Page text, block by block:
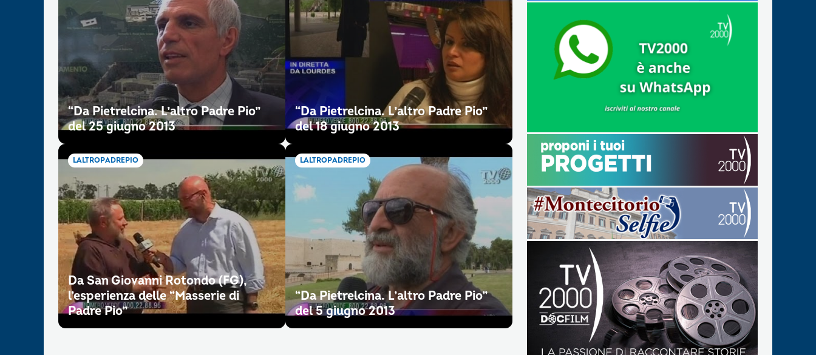
“Da Pietrelcina. L’altro Padre Pio”
del 25 giugno 2013
“Da Pietrelcina. L’altro Padre Pio”
del 18 giugno 2013
LALTROPADREPIO
Da San Giovanni Rotondo (FG),
l’esperienza delle “Masserie di
Padre Pio”
LALTROPADREPIO
“Da Pietrelcina. L’altro Padre Pio”
del 5 giugno 2013